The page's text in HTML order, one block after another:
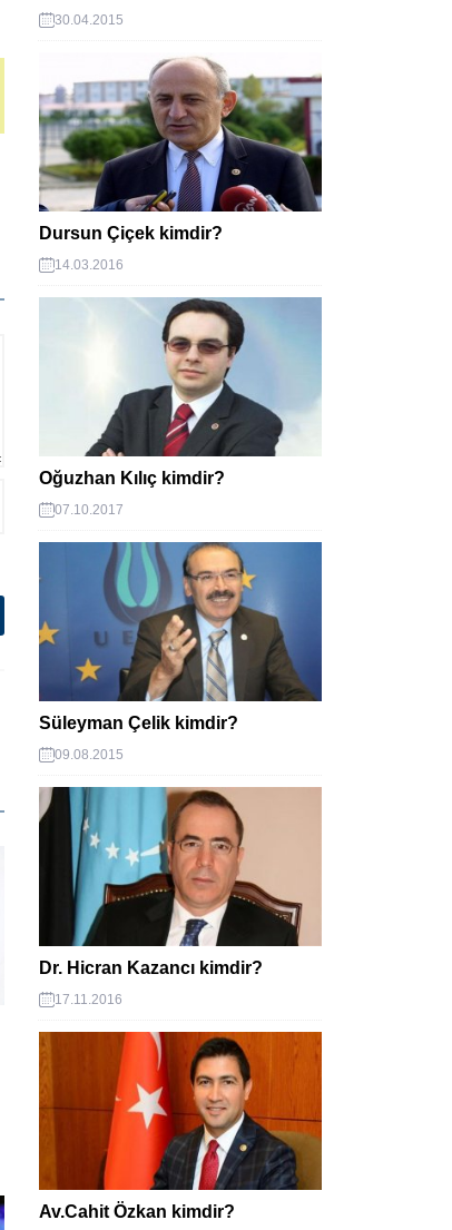
30.04.2015
Dursun Çiçek kimdir?
14.03.2016
Oğuzhan Kılıç kimdir?
07.10.2017
Süleyman Çelik kimdir?
09.08.2015
Dr. Hicran Kazancı kimdir?
17.11.2016
Av.Cahit Özkan kimdir?